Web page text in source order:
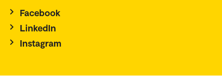
Facebook
LinkedIn
Instagram